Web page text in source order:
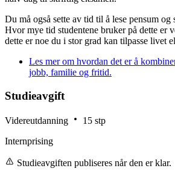
Du må også sette av tid til å lese pensum
Hvor mye tid studentene bruker på dette er
dette er noe du i stor grad kan tilpasse livet
Les mer om hvordan det er å
jobb, familie og fritid.
Studieavgift
Videreutdanning
15 stp
Internprising
Studieavgiften publiseres når den er klar.